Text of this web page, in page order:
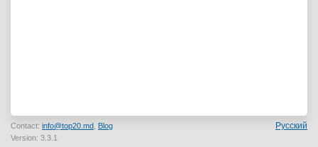
Contact: info@top20.md Blog
Version: 3.3.1
Русский